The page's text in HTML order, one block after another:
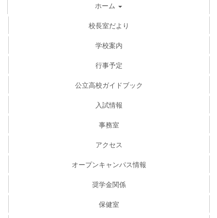
ホーム
校長室だより
学校案内
行事予定
公立高校ガイドブック
入試情報
事務室
アクセス
オープンキャンパス情報
奨学金関係
保健室